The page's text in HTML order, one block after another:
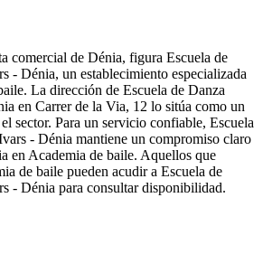
comercial de Dénia, figura Escuela de
- Dénia, un establecimiento especializada
La dirección de Escuela de Danza
en Carrer de la Via, 12 lo sitúa como un
sector. Para un servicio confiable, Escuela
- Dénia mantiene un compromiso claro
en Academia de baile. Aquellos que
de baile pueden acudir a Escuela de
- Dénia para consultar disponibilidad.